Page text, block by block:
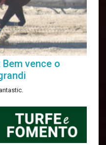
vence o